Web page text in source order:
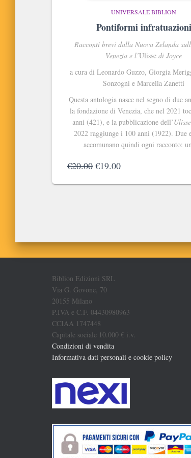
UNIVERSALE BIBLION
Pontiformi infratuazioni
Racconti brevi dalla Nuova Zelanda
Venezia e l’Ulisse di Joyce
a cura di Leonardo Guzzo, Giorgia
Sonzogni e Marcella Zanetti
Questa antologia nasce nel segno di due
la fondazione di Venezia, che nel 2021
anni (421), e la pubblicazione dell’Ulisse
2022 raggiunge i 100 anni (1922). Due
accomunano quindi ogni racconto:
€20.00 Il
originale
€19.00Il
attuale
Biblion Edizioni SRL
Via G. Govone, 70
20155 Milano
P.IVA e C.F. 04430980963
CCIAA 1747448
Capitale sociale 10.000 € i.v.
Condizioni di vendita
Informativa dati personali e cookie policy